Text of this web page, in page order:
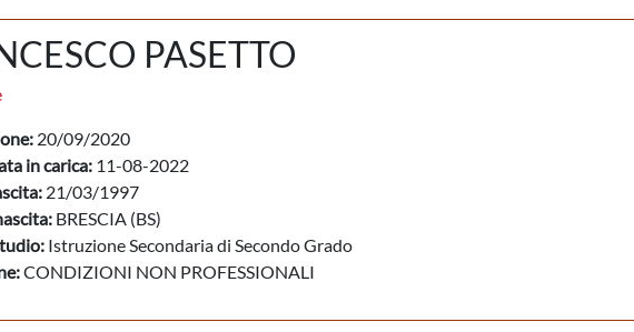
PASETTO
20/09/2020
in carica: 11-08-2022
21/03/1997
BRESCIA (BS)
Istruzione Secondaria di Secondo Grado
CONDIZIONI NON PROFESSIONALI